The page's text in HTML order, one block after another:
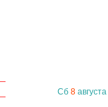
Сб8 августа